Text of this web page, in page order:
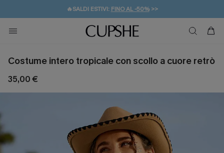
🔥SALDI ESTIVI: FINO AL -50%>>
🚚SPEDIZIONE GRATUITA DA 49€
💌REGALO PER I NUOVI: 20% DI SCONTO*
Costume intero tropicale con scollo a cuore retrò
35,00 €